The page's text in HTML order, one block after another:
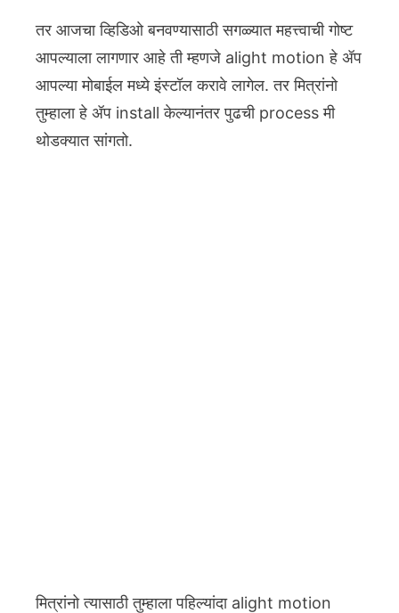
तर आजचा व्हिडिओ बनवण्यासाठी सगळ्यात महत्त्वाची गोष्ट
आपल्याला लागणार आहे ती म्हणजे alight motion हे ॲप
आपल्या मोबाईल मध्ये इंस्टॉल करावे लागेल. तर मित्रांनो
तुम्हाला हे ॲप install केल्यानंतर पुढची process मी
थोडक्यात सांगतो.
मित्रांनो त्यासाठी तुम्हाला पहिल्यांदा alight motion